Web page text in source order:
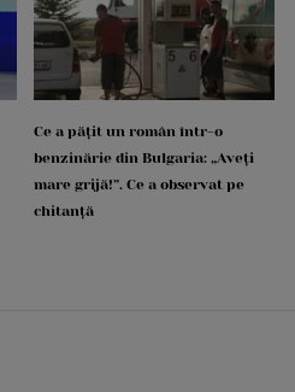
Ce a pățit un român într-o
benzinărie din Bulgaria: „Aveți
mare grijă!”. Ce a observat pe
chitanță